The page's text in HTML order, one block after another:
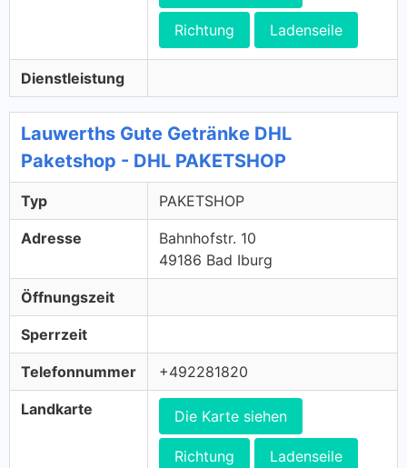
Richtung Ladenseile
Dienstleistung
Lauwerths Gute Getränke DHL
Paketshop - DHL PAKETSHOP
Typ PAKETSHOP
Adresse
Bahnhofstr. 10
49186 Bad Iburg
Öffnungszeit
Sperrzeit
Telefonnummer +492281820
Landkarte Die Karte siehen
Richtung Ladenseile